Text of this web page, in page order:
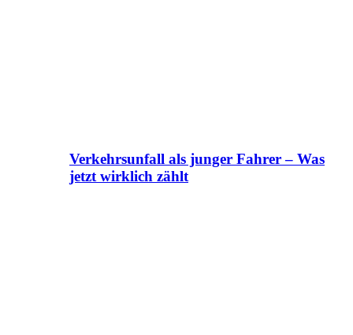
Verkehrsunfall als junger Fahrer – Was
jetzt wirklich zählt